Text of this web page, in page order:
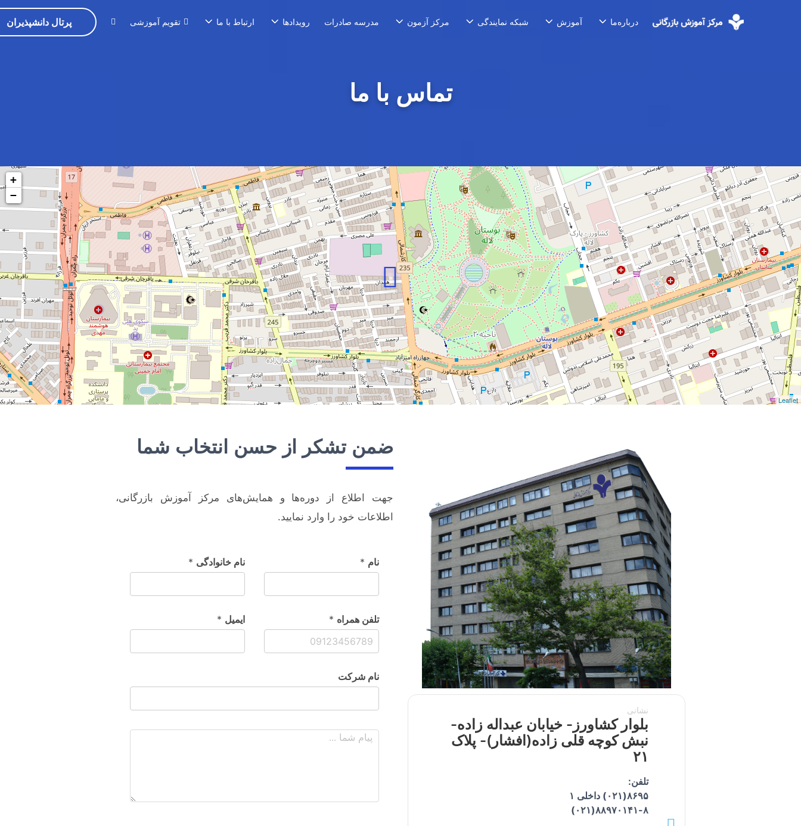
درباره‌ما آموزش شبکه نمایندگی مرکز آزمون مدرسه صادرات رویدادها ارتباط با ما تقویم آموزشی پرتال دانشپذیران
تماس ‌با‌ ما
+
−
Leaflet
نشانی
بلوار کشاورز- خیابان عبداله زاده-
نبش کوچه قلی زاده(افشار)- پلاک
۲۱
تلفن:
۸۶۹۵(۰۲۱) داخلی ۱
۸۸۹۷۰۱۴۱-۸(۰۲۱)
ضمن تشکر از حسن انتخاب شما
جهت اطلاع از دوره‌ها و همایش‌های مرکز آموزش بازرگانی،
اطلاعات خود را وارد نمایید.
نام * نام خانوادگی *
تلفن همراه * ایمیل *
نام شرکت